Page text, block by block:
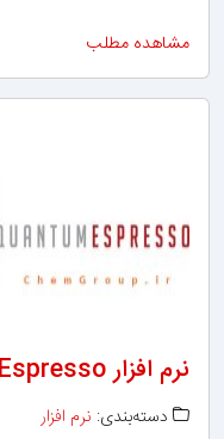
مشاهده مطلب
نرم افزار Quantum Espresso
دسته‌بندی: نرم افزار